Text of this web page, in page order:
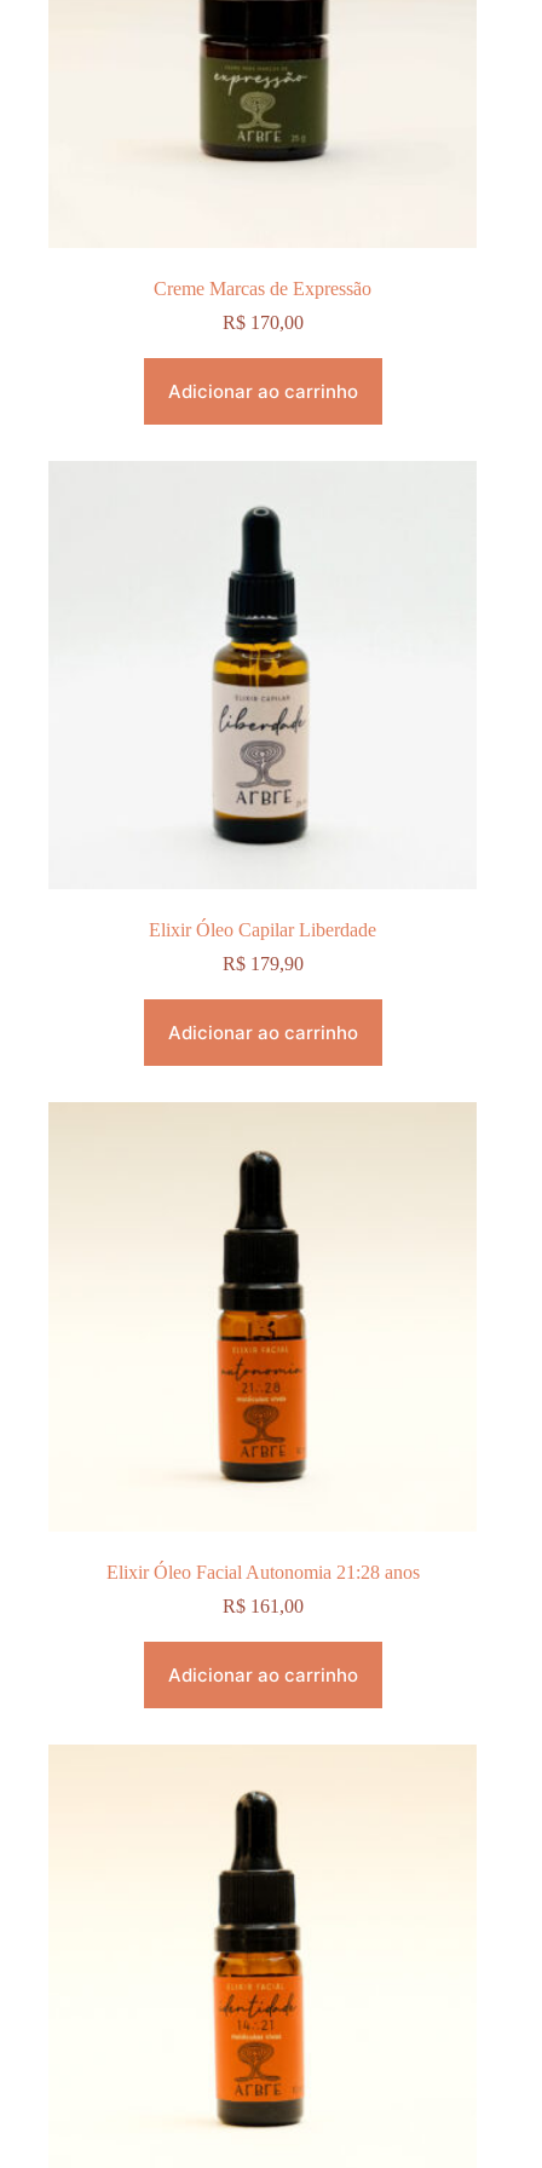
Creme Marcas de Expressão
R$170,00
Adicionar ao carrinho
Elixir Óleo Capilar Liberdade
R$179,90
Adicionar ao carrinho
Elixir Óleo Facial Autonomia 21:28 anos
R$161,00
Adicionar ao carrinho